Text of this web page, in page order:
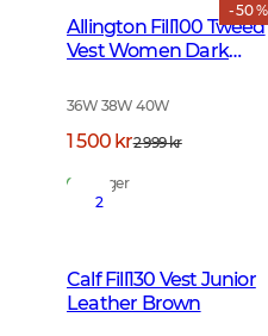
- 50 %
Allington Fill100 Tweed
Vest Women Dark
36W 38W 40W
1 500 kr2 999 kr
På lager
2
Calf Fill130 Vest Junior
Leather Brown